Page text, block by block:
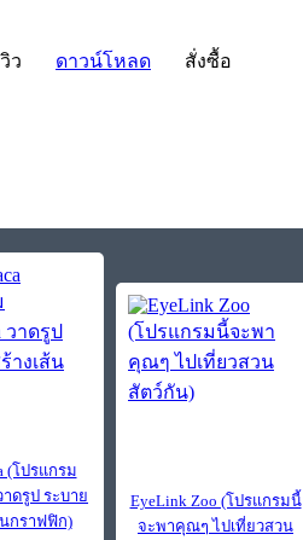
ว ดาวน์โหลด สั่งซื้อ
(โปรแกรม
าดรูป ระบาย
นกราฟฟิก)
EyeLink Zoo (โปรแกรมนี้
จะพาคุณๆ ไปเที่ยวสวน